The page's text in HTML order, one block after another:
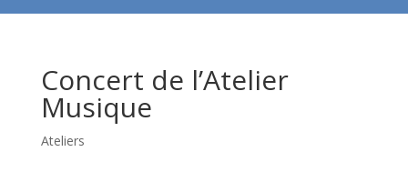
Concert de l’Atelier
Musique
Ateliers